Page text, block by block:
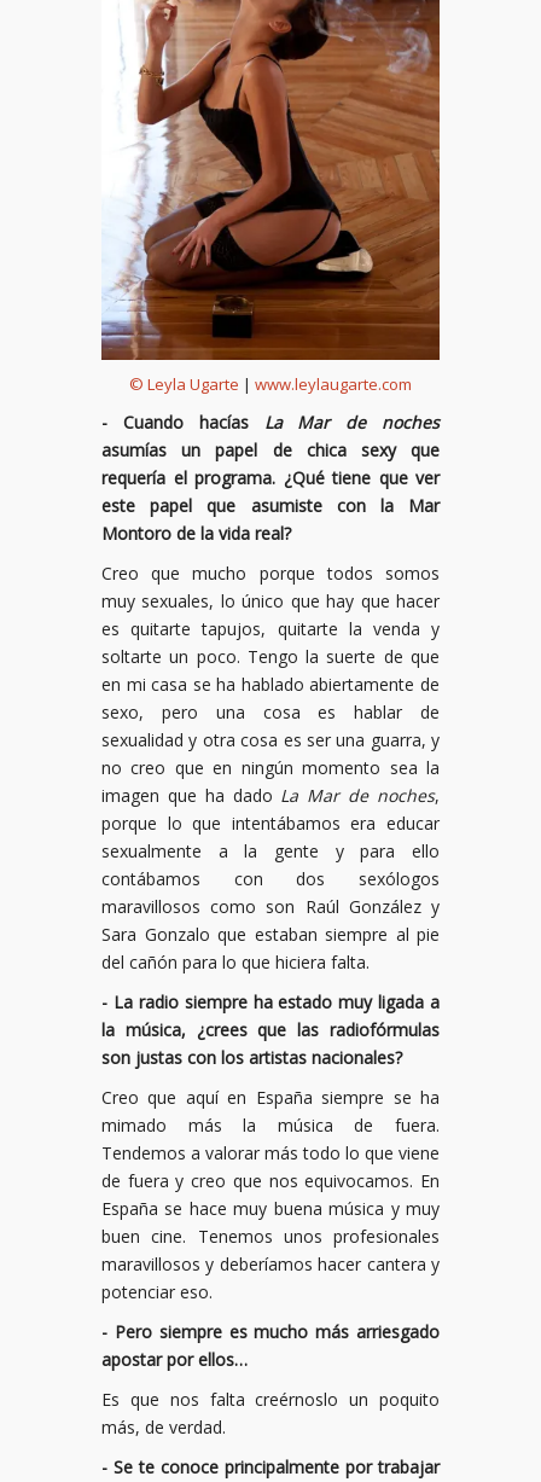
© Leyla Ugarte | www.leylaugarte.com
- Cuando hacías La Mar de noches
asumías un papel de chica sexy que
requería el programa. ¿Qué tiene que ver
este papel que asumiste con la Mar
Montoro de la vida real?
Creo que mucho porque todos somos
muy sexuales, lo único que hay que hacer
es quitarte tapujos, quitarte la venda y
soltarte un poco. Tengo la suerte de que
en mi casa se ha hablado abiertamente de
sexo, pero una cosa es hablar de
sexualidad y otra cosa es ser una guarra, y
no creo que en ningún momento sea la
imagen que ha dado La Mar de noches,
porque lo que intentábamos era educar
sexualmente a la gente y para ello
contábamos con dos sexólogos
maravillosos como son Raúl González y
Sara Gonzalo que estaban siempre al pie
del cañón para lo que hiciera falta.
- La radio siempre ha estado muy ligada a
la música, ¿crees que las radiofórmulas
son justas con los artistas nacionales?
Creo que aquí en España siempre se ha
mimado más la música de fuera.
Tendemos a valorar más todo lo que viene
de fuera y creo que nos equivocamos. En
España se hace muy buena música y muy
buen cine. Tenemos unos profesionales
maravillosos y deberíamos hacer cantera y
potenciar eso.
- Pero siempre es mucho más arriesgado
apostar por ellos…
Es que nos falta creérnoslo un poquito
más, de verdad.
- Se te conoce principalmente por trabajar